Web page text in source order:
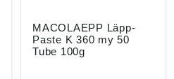
MACOLAEPP Läpp-
Paste K 360 my 50
Tube 100g